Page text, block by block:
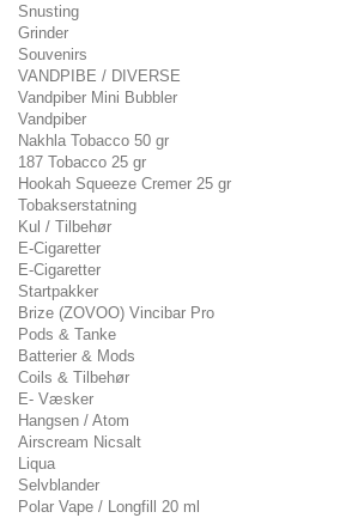
Snusting
Grinder
Souvenirs
VANDPIBE / DIVERSE
Vandpiber Mini Bubbler
Vandpiber
Nakhla Tobacco 50 gr
187 Tobacco 25 gr
Hookah Squeeze Cremer 25 gr
Tobakserstatning
Kul / Tilbehør
E-Cigaretter
E-Cigaretter
Startpakker
Brize (ZOVOO) Vincibar Pro
Pods & Tanke
Batterier & Mods
Coils & Tilbehør
E- Væsker
Hangsen / Atom
Airscream Nicsalt
Liqua
Selvblander
Polar Vape / Longfill 20 ml